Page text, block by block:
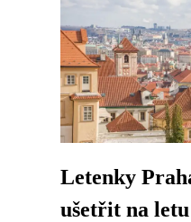
Letenky
ušetřit na letu